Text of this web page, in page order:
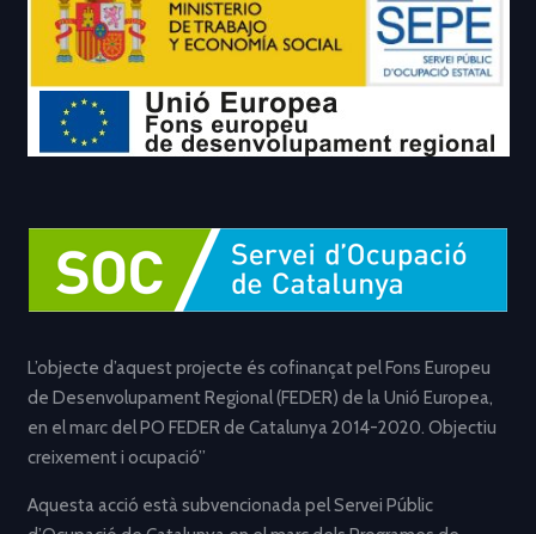
L’objecte d’aquest projecte és cofinançat pel Fons Europeu
de Desenvolupament Regional (FEDER) de la Unió Europea,
en el marc del PO FEDER de Catalunya 2014-2020. Objectiu
creixement i ocupació”
Aquesta acció està subvencionada pel Servei Públic